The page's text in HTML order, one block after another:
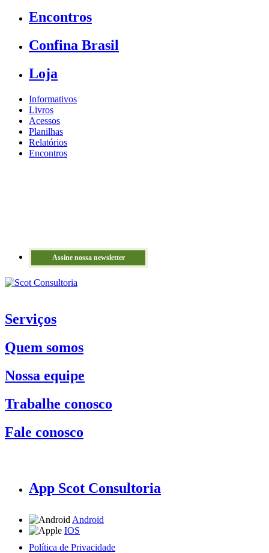
Encontros
Confina Brasil
Loja
Informativos
Livros
Acessos
Planilhas
Relatórios
Encontros
Assine nossa newsletter
Serviços
Quem somos
Nossa equipe
Trabalhe conosco
Fale conosco
App Scot Consultoria
Android
IOS
Política de Privacidade